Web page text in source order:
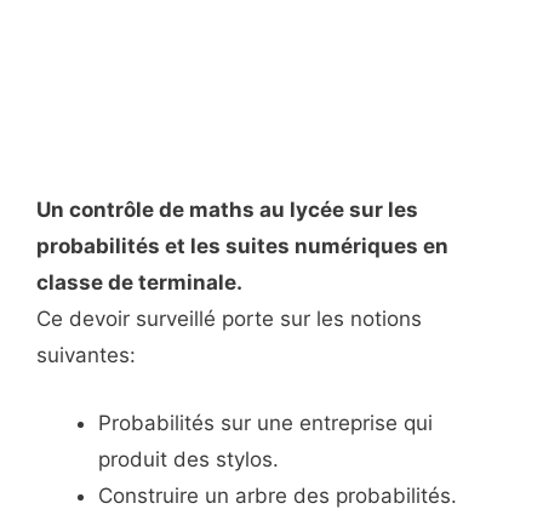
Un contrôle de maths au lycée sur les
probabilités et les suites numériques en
classe de terminale.
Ce devoir surveillé porte sur les notions
suivantes:
Probabilités sur une entreprise qui
produit des stylos.
Construire un arbre des probabilités.